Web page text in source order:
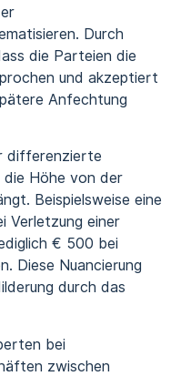
Durch
die Parteien die
und akzeptiert
Anfechtung
differenzierte
Höhe von der
Beispielsweise eine
Verletzung einer
€ 500 bei
Diese Nuancierung
durch das
bei
zwischen